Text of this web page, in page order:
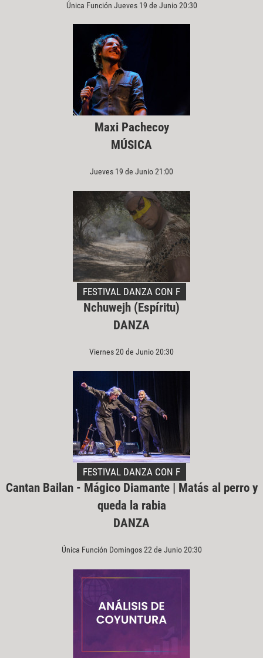
Única Función Jueves 19 de Junio 20:30
Maxi Pachecoy
MÚSICA
Jueves 19 de Junio 21:00
FESTIVAL DANZA CON F
Nchuwejh (Espíritu)
DANZA
Viernes 20 de Junio 20:30
FESTIVAL DANZA CON F
Cantan Bailan - Mágico Diamante | Matás al perro y
queda la rabia
DANZA
Única Función Domingos 22 de Junio 20:30